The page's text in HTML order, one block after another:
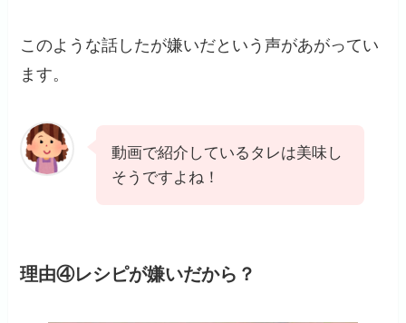
このような話したが嫌いだという声があがってい
ます。
動画で紹介しているタレは美味し
そうですよね！
理由④レシピが嫌いだから？